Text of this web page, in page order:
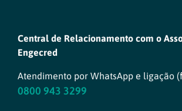
Central de Relacionamento com o
Engecred
Atendimento por WhatsApp e ligação
0800 943 3299